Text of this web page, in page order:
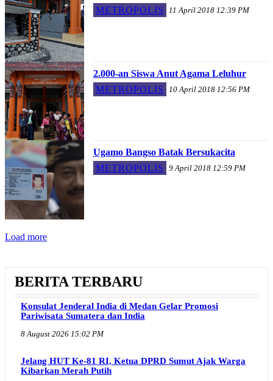
METROPOLIS
11 April 2018 12:39 PM
2.000-an Siswa Anut Agama Leluhur
METROPOLIS
10 April 2018 12:56 PM
Ugamo Bangso Batak Bersukacita
METROPOLIS
9 April 2018 12:59 PM
Load more
BERITA TERBARU
Konsulat Jenderal India di Medan Gelar Promosi
Pariwisata Sumatera dan India
8 August 2026 15:02 PM
Jelang HUT Ke-81 RI, Ketua DPRD Sumut Ajak Warga
Kibarkan Merah Putih